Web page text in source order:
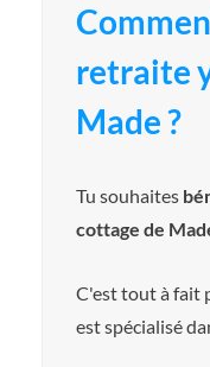
retraite
Made ?
Tu souhaites
cottage de
C'est tout à fait
est spécialisé